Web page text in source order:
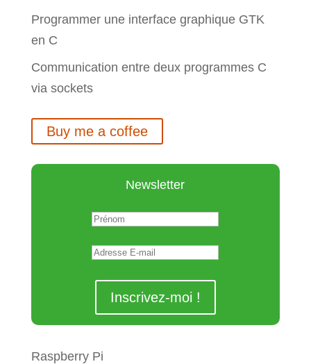
Programmer une interface graphique GTK
en C
Communication entre deux programmes C
via sockets
Buy me a coffee
Newsletter
Raspberry Pi